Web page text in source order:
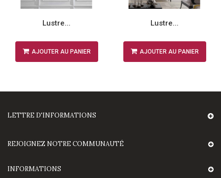
Lustre...
AJOUTER AU PANIER
Lustre...
AJOUTER AU PANIER
LETTRE D'INFORMATIONS
REJOIGNEZ NOTRE COMMUNAUTÉ
INFORMATIONS